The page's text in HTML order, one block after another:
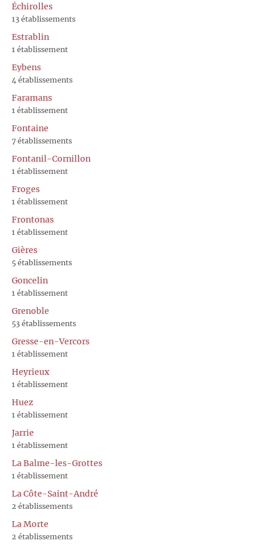
Échirolles
13 établissements
Estrablin
1 établissement
Eybens
4 établissements
Faramans
1 établissement
Fontaine
7 établissements
Fontanil-Cornillon
1 établissement
Froges
1 établissement
Frontonas
1 établissement
Gières
5 établissements
Goncelin
1 établissement
Grenoble
53 établissements
Gresse-en-Vercors
1 établissement
Heyrieux
1 établissement
Huez
1 établissement
Jarrie
1 établissement
La Balme-les-Grottes
1 établissement
La Côte-Saint-André
2 établissements
La Morte
2 établissements